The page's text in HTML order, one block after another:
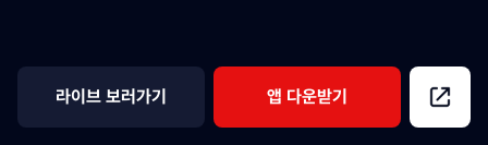
라이브 보러가기 앱 다운받기